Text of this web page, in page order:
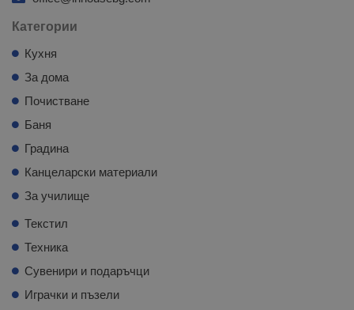
Категории
Кухня
За дома
Почистване
Баня
Градина
Канцеларски материали
За училище
Текстил
Техника
Сувенири и подаръчци
Играчки и пъзели